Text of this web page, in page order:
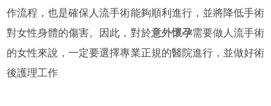
作流程，也是確保人流手術能夠順利進行，並將降低手術
對女性身體的傷害。因此，對於意外懷孕需要做人流手術
的女性來說，一定要選擇專業正規的醫院進行，並做好術
後護理工作